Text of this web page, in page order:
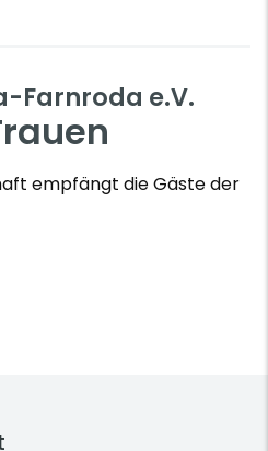
Farnroda e.V.
empfängt die Gäste der